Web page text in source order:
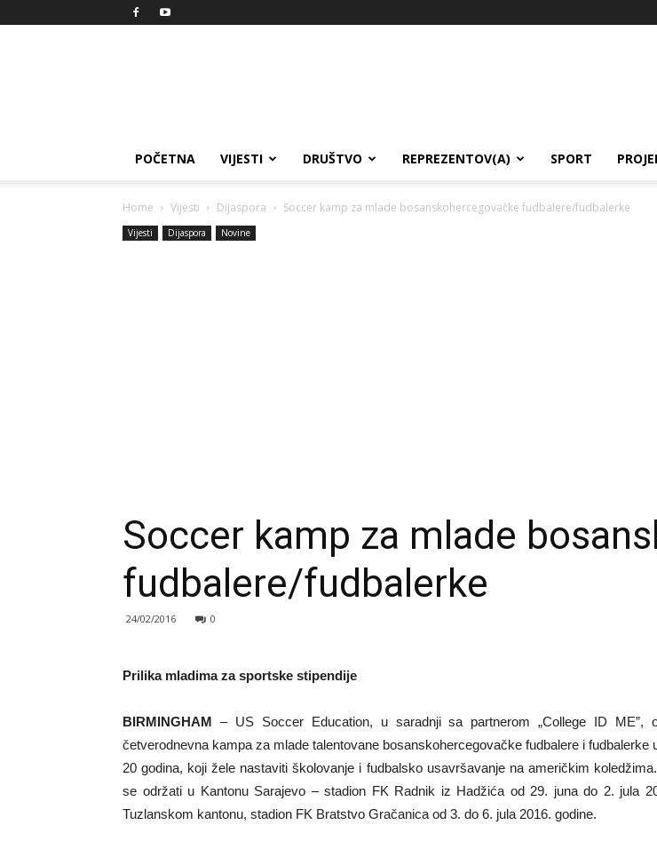
POČETNA VIJESTI DRUŠTVO REPREZENTOV(A) SPORT
Home Vijesti Dijaspora Soccer kamp za mlade bosanskohercegovačke fudbalere/fudbalerke
Vijesti Dijaspora Novine
Soccer kamp za mlade
fudbalere/fudbalerke
24/02/2016 0
Prilika mladima za sportske stipendije
BIRMINGHAM – US Soccer Education, u saradnji sa partnerom „College ID ME”,
četverodnevna kampa za mlade talentovane bosanskohercegovačke fudbalere i fudbalerke
20 godina, koji žele nastaviti školovanje i fudbalsko usavršavanje na američkim
se održati u Kantonu Sarajevo – stadion FK Radnik iz Hadžića od 29. juna do 2. jula
Tuzlanskom kantonu, stadion FK Bratstvo Gračanica od 3. do 6. jula 2016. godine.